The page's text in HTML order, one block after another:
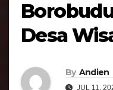
Desa
By Andien
JUL 11,